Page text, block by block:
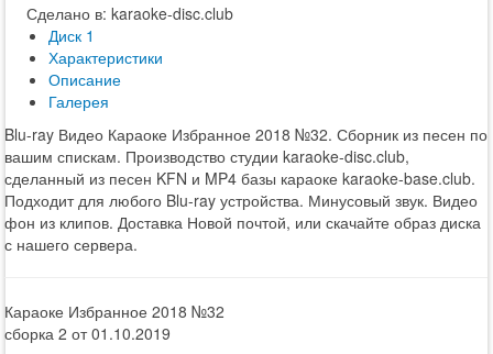
Сделано в: karaoke-disc.club
Диск 1
Характеристики
Описание
Галерея
Blu-ray Видео Караоке Избранное 2018 №32. Сборник из песен по
вашим спискам. Производство студии karaoke-disc.club,
сделанный из песен KFN и MP4 базы караоке karaoke-base.club.
Подходит для любого Blu-ray устройства. Минусовый звук. Видео
фон из клипов. Доставка Новой почтой, или скачайте образ диска
с нашего сервера.
Караоке Избранное 2018 №32
сборка 2 от 01.10.2019